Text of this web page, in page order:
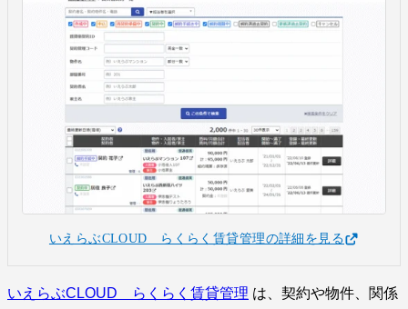
いえらぶCLOUD らくらく賃貸管理の詳細を見る
いえらぶCLOUD らくらく賃貸管理 は、契約や物件、関係